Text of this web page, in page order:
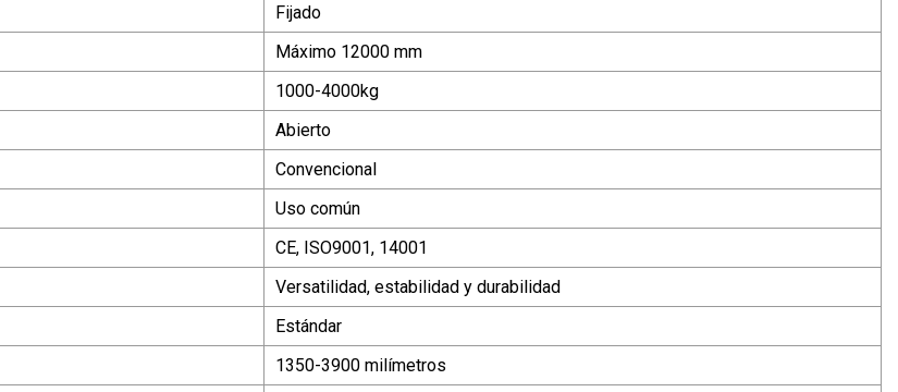
Fijado
Máximo 12000 mm
1000-4000kg
Abierto
Convencional
Uso común
CE, ISO9001, 14001
Versatilidad, estabilidad y durabilidad
Estándar
1350-3900 milímetros